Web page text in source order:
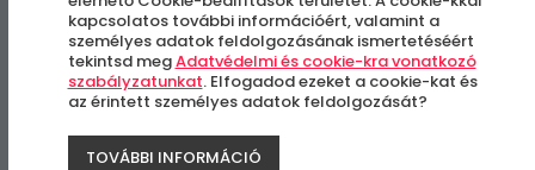
-21%
kapcsolatos további információért, valamint a
személyes adatok feldolgozásának ismertetéséért
tekintsd megAdatvédelmi és cookie-kra vonatkozó
szabályzatunkat. Elfogadod ezeket a cookie-kat és
az érintett személyes adatok feldolgozását?
TOVÁBBI INFORMÁCIÓ